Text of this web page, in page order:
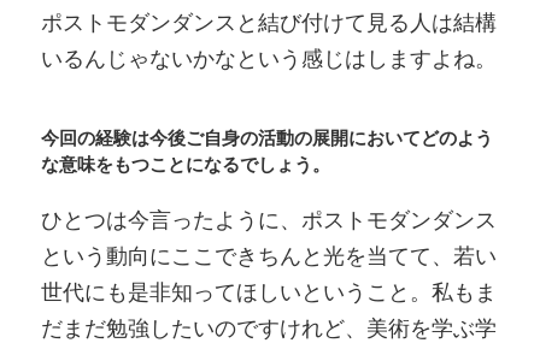
ポストモダンダンスと結び付けて見る人は結構
いるんじゃないかなという感じはしますよね。
今回の経験は今後ご自身の活動の展開においてどのよう
な意味をもつことになるでしょう。
ひとつは今言ったように、ポストモダンダンス
という動向にここできちんと光を当てて、若い
世代にも是非知ってほしいということ。私もま
だまだ勉強したいのですけれど、美術を学ぶ学